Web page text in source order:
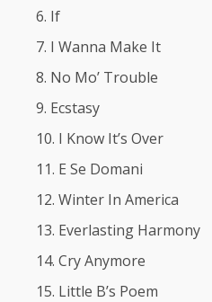
If
I Wanna Make It
No Mo’ Trouble
Ecstasy
I Know It’s Over
E Se Domani
Winter In America
Everlasting Harmony
Cry Anymore
Little B’s Poem